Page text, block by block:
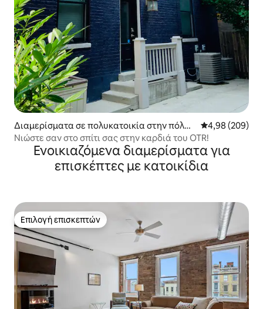
Διαμερίσματα σε πολυκατοικία στην πόλη
Over-The Rhine
Μέση
4,98 (209)
Νιώστε σαν στο σπίτι σας στην καρδιά του OTR!
Ενοικιαζόμενα διαμερίσματα για
επισκέπτες με κατοικίδια
Επιλογή επισκεπτών
Επιλογή επισκεπτών